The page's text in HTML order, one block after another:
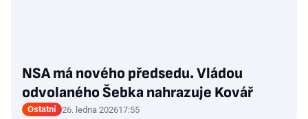
NSA má nového předsedu. Vládou
odvolaného Šebka nahrazuje Kovář
Ostatní 26. ledna 202617:55